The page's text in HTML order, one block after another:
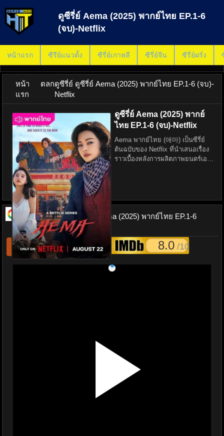
ดูซีรี่ย์ Aema (2025) พากย์ไทย EP.1-6
(จบ)-Netflix
หน้าแรก ซีรีย์แนวตั้ง ซีรี่ย์เกาหลี ซีรี่ย์จีน ซีรี่ย์ฝรั่ง
หน้า
แรก
ตลกดูซีรี่ย์ ดูซีรี่ย์ Aema (2025) พากย์ไทย EP.1-6 (จบ)-
Netflix
ดูซีรี่ย์ Aema (2025) พากย์
ไทย EP.1-6 (จบ)-Netflix
Aema พากย์ไทย (애마) เป็นซีรี่ย์
ต้นฉบับของ Netflix ที่นำเสนอเรื่อง
ราวเบื้องหลังการผลิตภาพยนตร์เอโร
ดูซีรี่ย์ ออนไลน์ ดูซีรี่ย์ Aema (2025) พากย์ไทย EP.1-6
(จบ)-Netflix
รีเฟชหนังไม่เล่น แจ้งหนังเสีย 8.0 /10